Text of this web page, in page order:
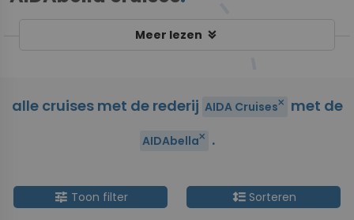
Meer lezen keyboard_double_arrow_down
alle cruises met de rederij AIDA Cruisesclose met de
AIDAbellaclose .
tune Toon filter format_line_spacingSorteren